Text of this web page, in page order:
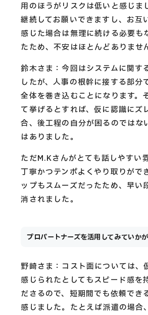
用のほうがリスクは低いと感じま
継続してお願いできますし、お互
感じた場合は無理に続ける必要も
たため、不安はほとんどありませ
鈴木さま：今回はシステムに関す
したが、人事の根幹に接する部分
全体を巻き込むことになります。
て挙げるとすれば、仮に認識にズ
合、後工程の自分が困るのではな
はありました。
ただM.Kさんがとても話しやすい
丁寧かつテンポよくやり取りがで
ップもスムーズだったため、早い
消されました。
プロパートナーズを活用してみていか
野崎さま：コスト面については、
感じられたとしてもスピード感を
ださるので、短期間でも依頼でき
感じました。たとえば派遣の場合